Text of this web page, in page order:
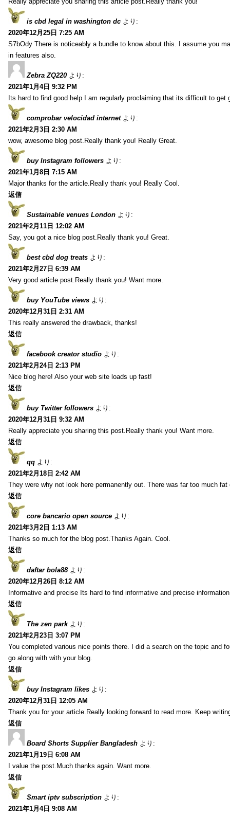
is cbd legal in washington dc より:
2020年12月25日 7:25 AM
S7bOdy There is noticeably a bundle to know about this. I assume you
in features also.
Zebra ZQ220 より:
2021年1月4日 9:32 PM
Its hard to find good help I am regularly proclaiming that its difficult to get
comprobar velocidad internet より:
2021年2月3日 2:30 AM
wow, awesome blog post.Really thank you! Really Great.
buy Instagram followers より:
2021年1月8日 7:15 AM
Major thanks for the article.Really thank you! Really Cool.
返信
Sustainable venues London より:
2021年2月11日 12:02 AM
Say, you got a nice blog post.Really thank you! Great.
best cbd dog treats より:
2021年2月27日 6:39 AM
Very good article post.Really thank you! Want more.
buy YouTube views より:
2020年12月31日 2:31 AM
This really answered the drawback, thanks!
返信
facebook creator studio より:
2021年2月24日 2:13 PM
Nice blog here! Also your web site loads up fast!
返信
buy Twitter followers より:
2020年12月31日 9:32 AM
Really appreciate you sharing this post.Really thank you! Want more.
返信
qq より:
2021年2月18日 2:42 AM
They were why not look here permanently out. There was far too much fat
返信
core bancario open source より:
2021年3月2日 1:13 AM
Thanks so much for the blog post.Thanks Again. Cool.
返信
daftar bola88 より:
2020年12月26日 8:12 AM
Informative and precise Its hard to find informative and precise
返信
The zen park より:
2021年2月23日 3:07 PM
You completed various nice points there. I did a search on the topic and
go along with with your blog.
返信
buy Instagram likes より:
2020年12月31日 12:05 AM
Thank you for your article.Really looking forward to read more. Keep
返信
Board Shorts Supplier Bangladesh より:
2021年1月19日 6:08 AM
I value the post.Much thanks again. Want more.
返信
Smart iptv subscription より:
2021年1月4日 9:08 AM